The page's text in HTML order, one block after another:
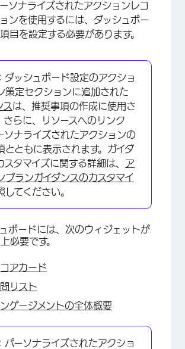
ソナライズされたアクションレコ
ンを使用するには、ダッシュボー
目を設定する必要があります。
ダッシュボード設定のアクショ
策定セクションに追加された
スは、推奨事項の作成に使用さ
さらに、リソースへのリンク
ソナライズされたアクションの
とともに表示されます。ガイダ
スタマイズに関する詳細は、 ア
プランガイダンスのカスタマイ
してください。
ボードには、次のウィジェットが
必要です。
アカード
リスト
ゲージメントの全体概要
：パーソナライズされたアクショ